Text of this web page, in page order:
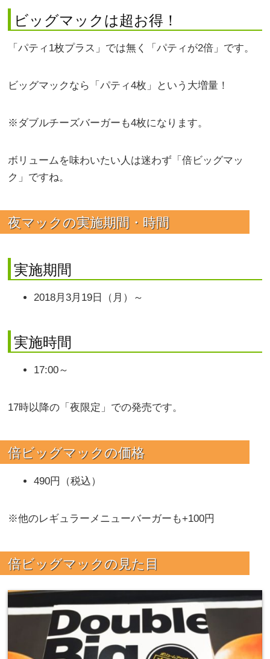
ビッグマックは超お得！
「パティ1枚プラス」では無く「パティが2倍」です。
ビッグマックなら「パティ4枚」という大増量！
※ダブルチーズバーガーも4枚になります。
ボリュームを味わいたい人は迷わず「倍ビッグマッ
ク」ですね。
夜マックの実施期間・時間
実施期間
2018月3月19日（月）～
実施時間
17:00～
17時以降の「夜限定」での発売です。
倍ビッグマックの価格
490円（税込）
※他のレギュラーメニューバーガーも+100円
倍ビッグマックの見た目